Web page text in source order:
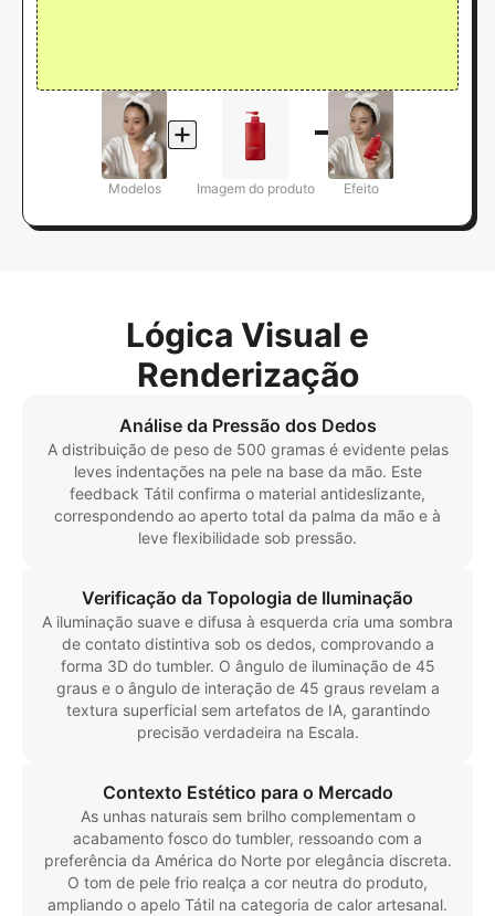
Modelos Imagem do produto Efeito
Lógica Visual e
Renderização
Análise da Pressão dos Dedos
A distribuição de peso de 500 gramas é evidente pelas
leves indentações na pele na base da mão. Este
feedback Tátil confirma o material antideslizante,
correspondendo ao aperto total da palma da mão e à
leve flexibilidade sob pressão.
Verificação da Topologia de Iluminação
A iluminação suave e difusa à esquerda cria uma sombra
de contato distintiva sob os dedos, comprovando a
forma 3D do tumbler. O ângulo de iluminação de 45
graus e o ângulo de interação de 45 graus revelam a
textura superficial sem artefatos de IA, garantindo
precisão verdadeira na Escala.
Contexto Estético para o Mercado
As unhas naturais sem brilho complementam o
acabamento fosco do tumbler, ressoando com a
preferência da América do Norte por elegância discreta.
O tom de pele frio realça a cor neutra do produto,
ampliando o apelo Tátil na categoria de calor artesanal.